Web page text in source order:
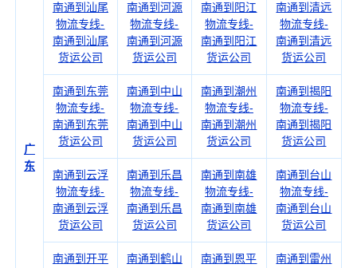
广
东
南通到汕尾
物流专线-
南通到汕尾
货运公司
南通到河源
物流专线-
南通到河源
货运公司
南通到阳江
物流专线-
南通到阳江
货运公司
南通到清远
物流专线-
南通到清远
货运公司
南通到东莞
物流专线-
南通到东莞
货运公司
南通到中山
物流专线-
南通到中山
货运公司
南通到潮州
物流专线-
南通到潮州
货运公司
南通到揭阳
物流专线-
南通到揭阳
货运公司
南通到云浮
物流专线-
南通到云浮
货运公司
南通到乐昌
物流专线-
南通到乐昌
货运公司
南通到南雄
物流专线-
南通到南雄
货运公司
南通到台山
物流专线-
南通到台山
货运公司
南通到开平
南通到鹤山
南通到恩平
南通到雷州